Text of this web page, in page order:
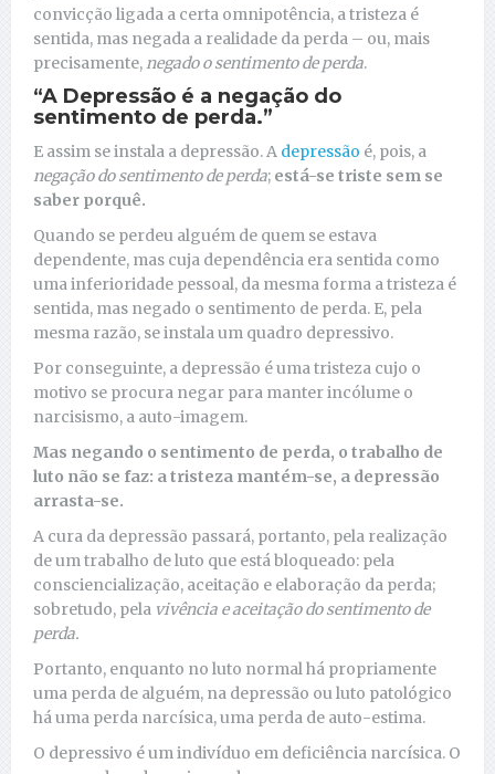
convicção ligada a certa omnipotência, a tristeza é
sentida, mas negada a realidade da perda – ou, mais
precisamente,negado o sentimento de perda.
“A Depressão é a negação do
sentimento de perda.”
E assim se instala a depressão. A depressão é, pois, a
negação do sentimento de perda; está-se triste sem se
saber porquê.
Quando se perdeu alguém de quem se estava
dependente, mas cuja dependência era sentida como
uma inferioridade pessoal, da mesma forma a tristeza é
sentida, mas negado o sentimento de perda. E, pela
mesma razão, se instala um quadro depressivo.
Por conseguinte, a depressão é uma tristeza cujo o
motivo se procura negar para manter incólume o
narcisismo, a auto-imagem.
Mas negando o sentimento de perda, o trabalho de
luto não se faz: a tristeza mantém-se, a depressão
arrasta-se.
A cura da depressão passará, portanto, pela realização
de um trabalho de luto que está bloqueado: pela
consciencialização, aceitação e elaboração da perda;
sobretudo, pela vivência e aceitação do sentimento de
perda.
Portanto, enquanto no luto normal há propriamente
uma perda de alguém, na depressão ou luto patológico
há uma perda narcísica, uma perda de auto-estima.
O depressivo é um indivíduo em deficiência narcísica. O